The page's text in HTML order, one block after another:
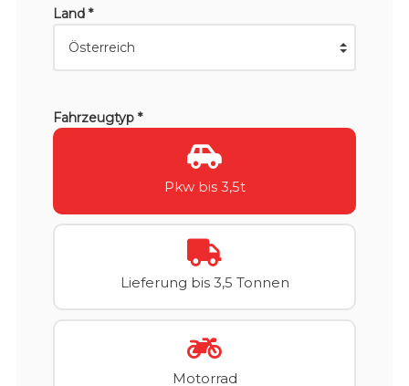
Land *
Fahrzeugtyp *
Pkw bis 3,5t
Lieferung bis 3,5 Tonnen
Motorrad